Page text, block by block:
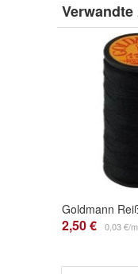
2,50 € 0,03 €/m